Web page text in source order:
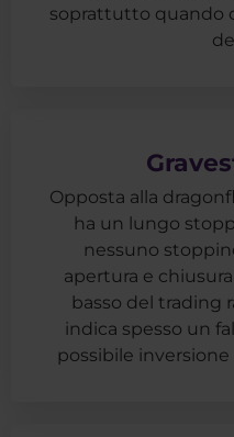
soprattutto quando
Opposta alla
ha un lungo
nessuno
apertura e
basso del trading
indica spesso un
possibile